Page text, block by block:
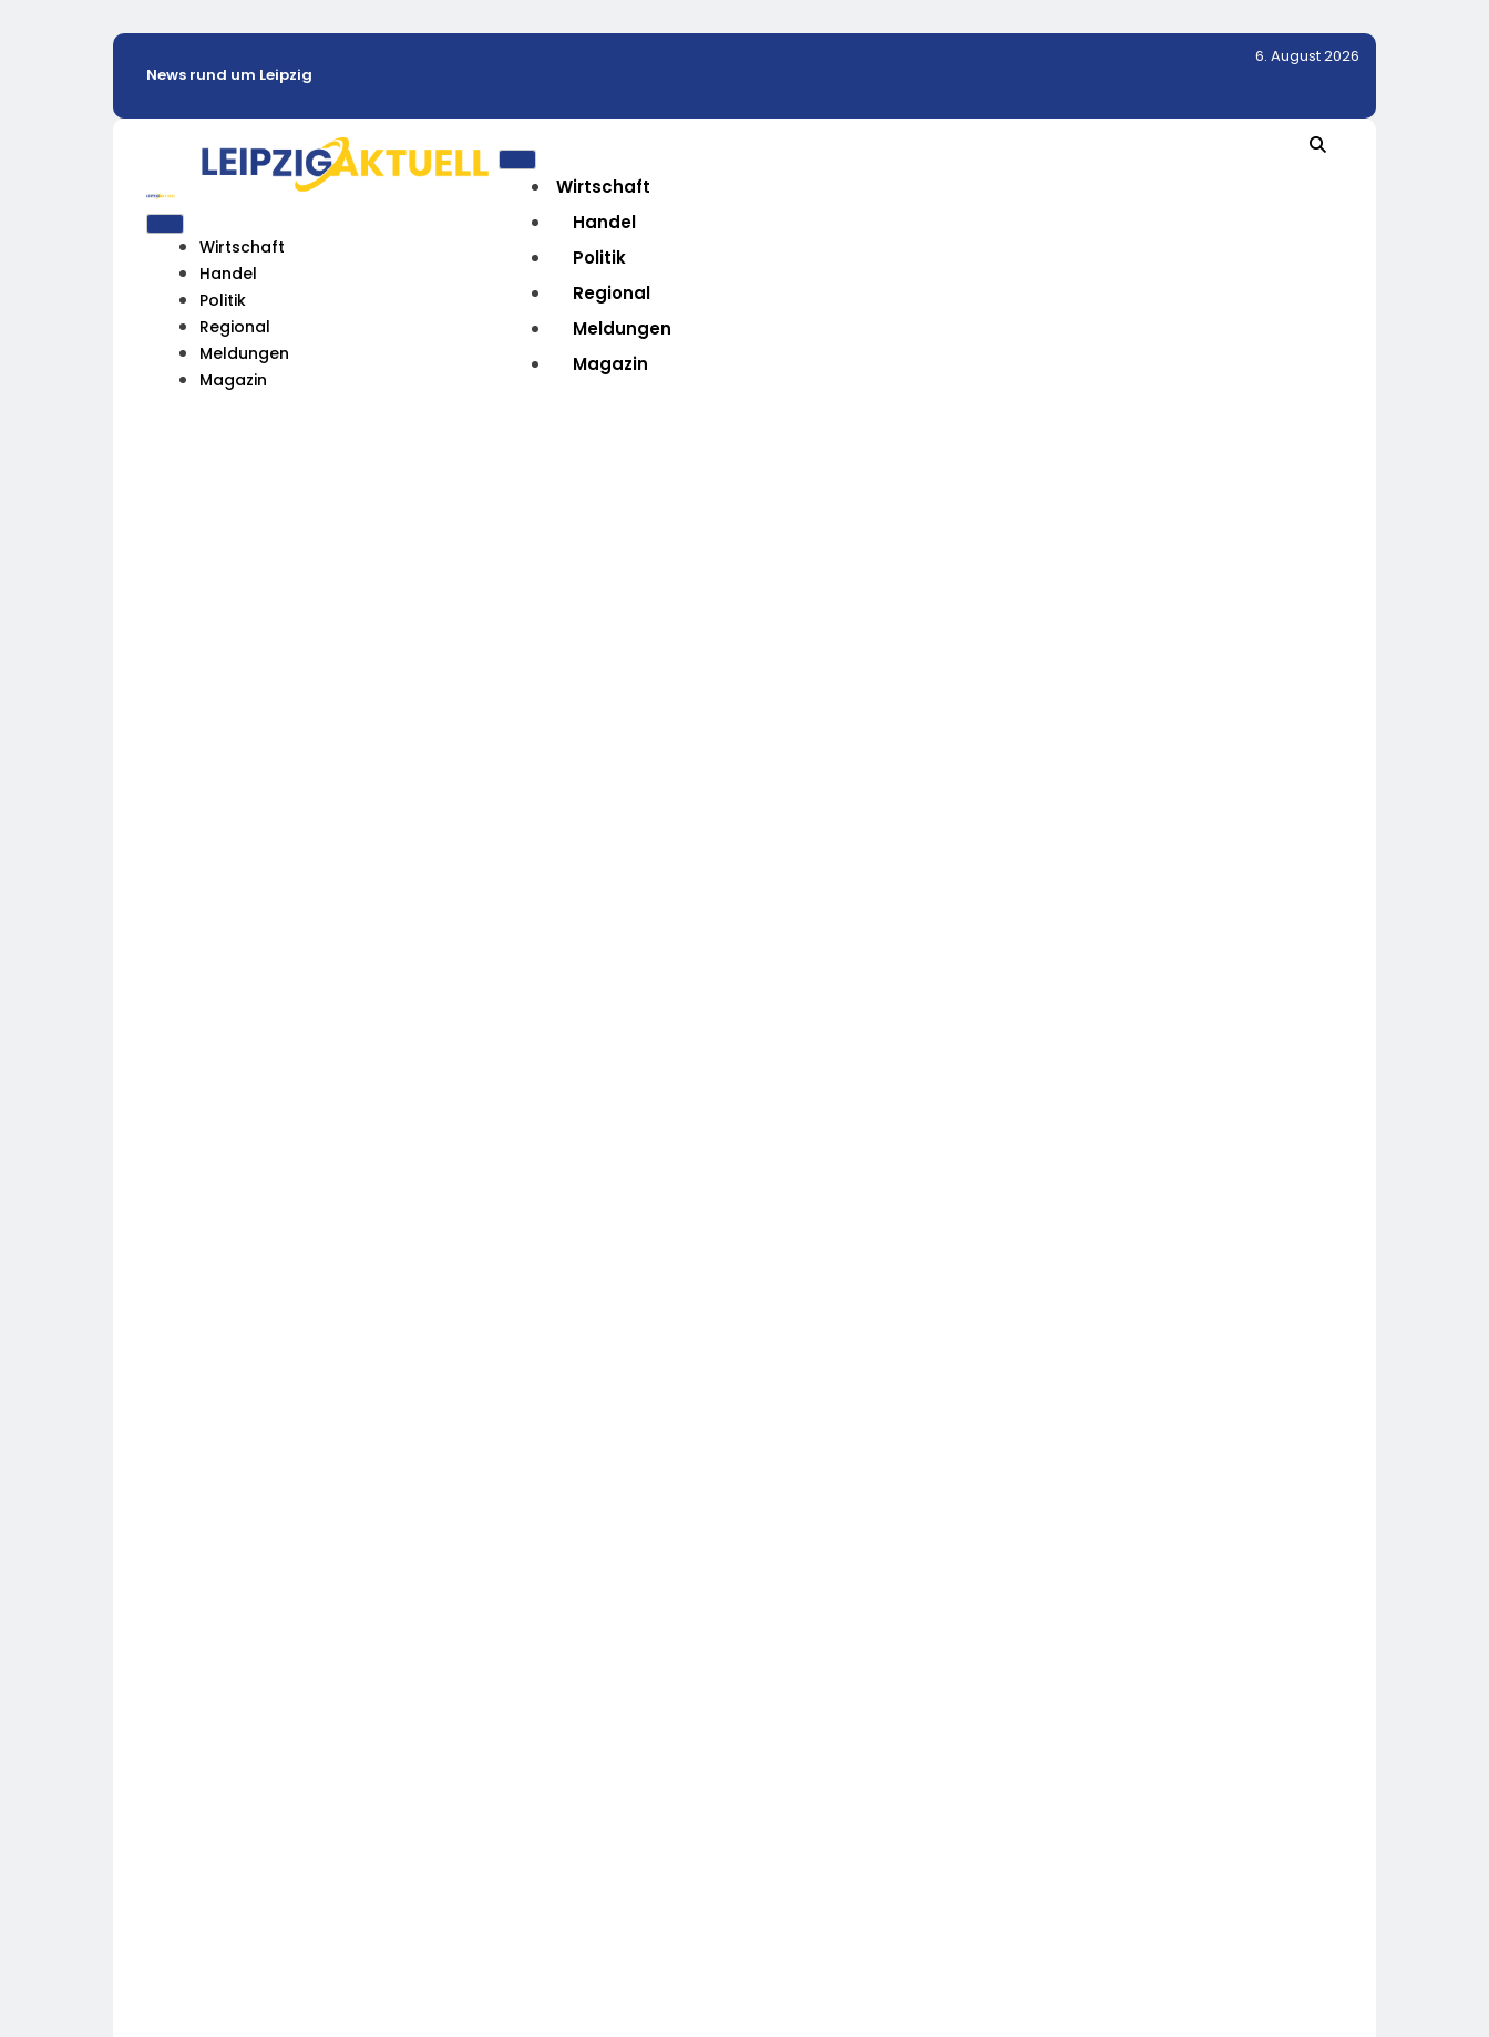
News rund um Leipzig
6. August 2026
Wirtschaft
Handel
Politik
Regional
Meldungen
Magazin
Wirtschaft
Handel
Politik
Regional
Meldungen
Magazin